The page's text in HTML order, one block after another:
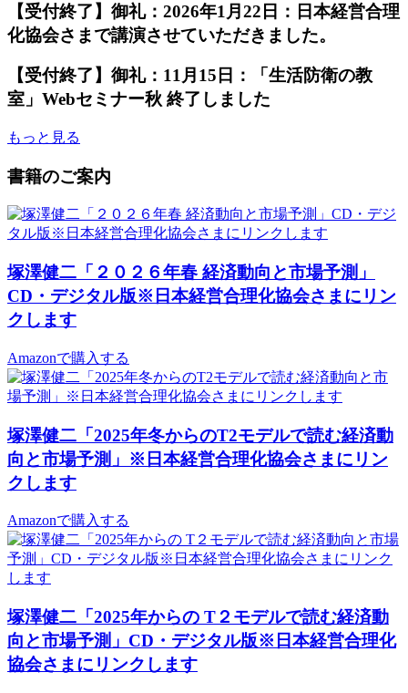
【受付終了】御礼：2026年1月22日：日本経営合理
化協会さまで講演させていただきました。
【受付終了】御礼：11月15日：「生活防衛の教
室」Webセミナー秋 終了しました
もっと見る
書籍のご案内
塚澤健二「２０２６年春 経済動向と市場予測」
CD・デジタル版※日本経営合理化協会さまにリン
クします
Amazonで購入する
塚澤健二「2025年冬からのT2モデルで読む経済動
向と市場予測」※日本経営合理化協会さまにリン
クします
Amazonで購入する
塚澤健二「2025年からの T２モデルで読む経済動
向と市場予測」CD・デジタル版※日本経営合理化
協会さまにリンクします